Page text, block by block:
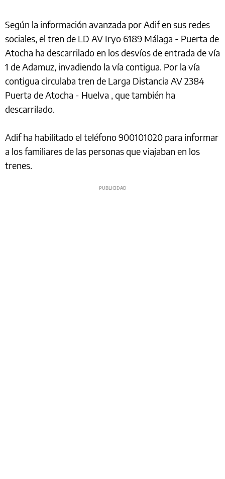
Según la información avanzada por Adif en sus redes
sociales, el tren de LD AV Iryo 6189 Málaga - Puerta de
Atocha ha descarrilado en los desvíos de entrada de vía
1 de Adamuz, invadiendo la vía contigua. Por la vía
contigua circulaba tren de Larga Distancia AV 2384
Puerta de Atocha - Huelva , que también ha
descarrilado.
Adif ha habilitado el teléfono 900101020 para informar
a los familiares de las personas que viajaban en los
trenes.